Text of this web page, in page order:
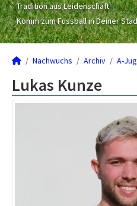
Tradition aus Leidenschaft
Komm zum Fussball in Deiner
Nachwuchs Archiv A-
Lukas Kunze